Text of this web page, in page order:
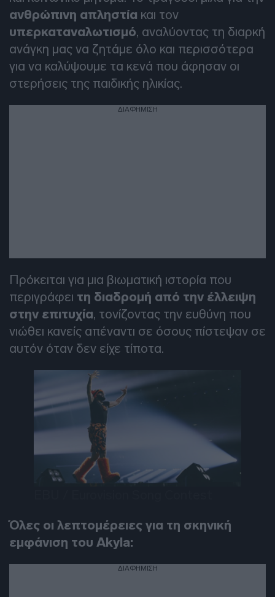
ανθρώπινη απληστία και τον
υπερκαταναλωτισμό, αναλύοντας τη διαρκή
ανάγκη μας να ζητάμε όλο και περισσότερα
για να καλύψουμε τα κενά που άφησαν οι
στερήσεις της παιδικής ηλικίας.
ΔΙΑΦΗΜΙΣΗ
Πρόκειται για μια βιωματική ιστορία που
περιγράφει τη διαδρομή από την έλλειψη
στην επιτυχία, τονίζοντας την ευθύνη που
νιώθει κανείς απέναντι σε όσους πίστεψαν σε
αυτόν όταν δεν είχε τίποτα.
Όλες οι λεπτομέρειες για τη σκηνική
εμφάνιση του Akyla:
ΔΙΑΦΗΜΙΣΗ